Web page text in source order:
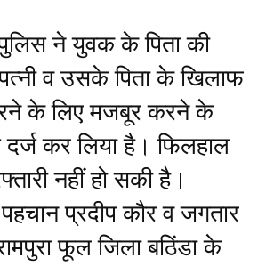
ने युवक के पिता की
व उसके पिता के खिलाफ
के लिए मजबूर करने के
कर लिया है। फिलहाल
नहीं हो सकी है।
प्रदीप कौर व जगतार
फूल जिला बठिंडा के